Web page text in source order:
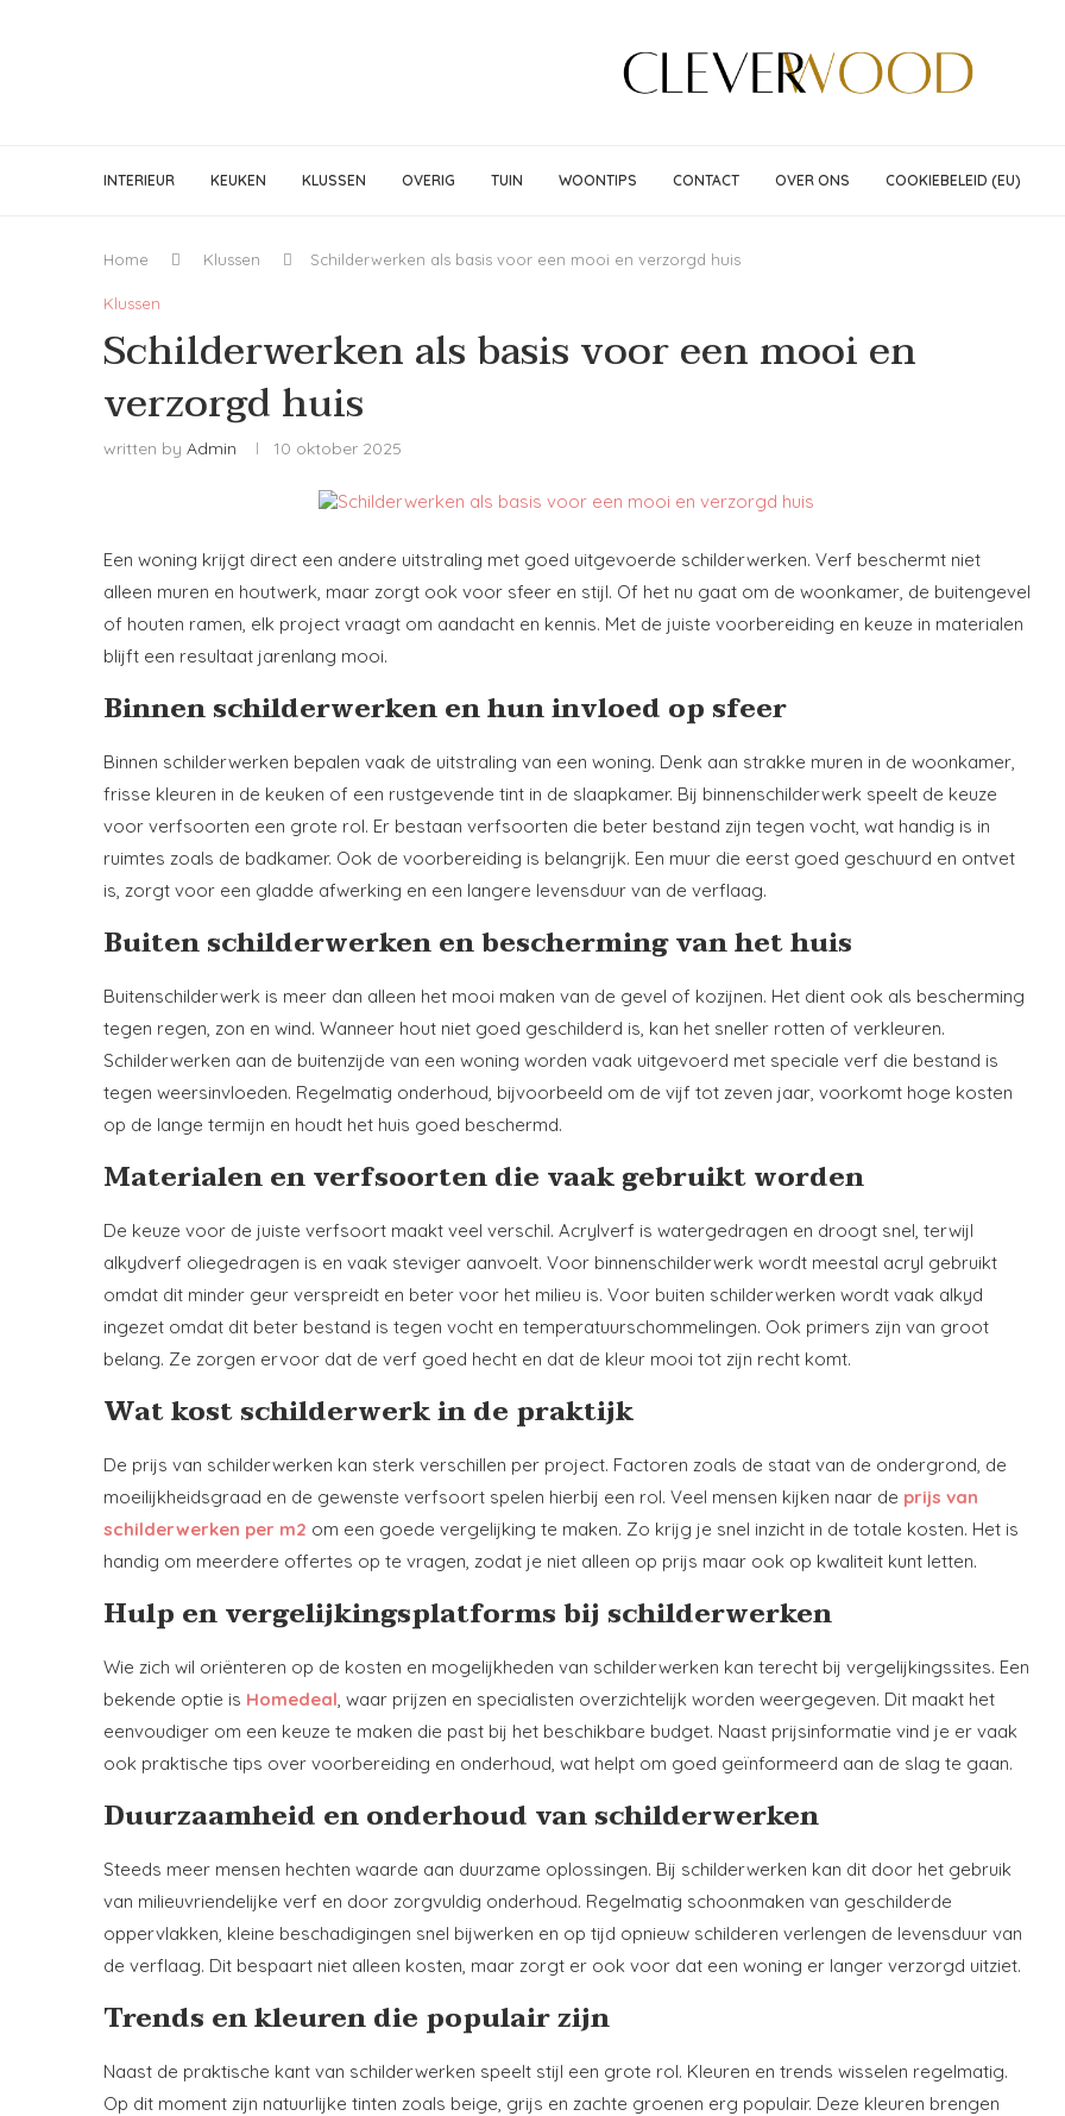
INTERIEUR KEUKEN KLUSSEN OVERIG TUIN WOONTIPS CONTACT OVER ONS COOKIEBELEID (EU)
Home Klussen Schilderwerken als basis voor een mooi en verzorgd huis
Klussen
Schilderwerken als basis voor een mooi en
verzorgd huis
written by Admin 10 oktober 2025
Een woning krijgt direct een andere uitstraling met goed uitgevoerde schilderwerken. Verf beschermt niet
alleen muren en houtwerk, maar zorgt ook voor sfeer en stijl. Of het nu gaat om de woonkamer, de buitengevel
of houten ramen, elk project vraagt om aandacht en kennis. Met de juiste voorbereiding en keuze in materialen
blijft een resultaat jarenlang mooi.
Binnen schilderwerken en hun invloed op sfeer
Binnen schilderwerken bepalen vaak de uitstraling van een woning. Denk aan strakke muren in de woonkamer,
frisse kleuren in de keuken of een rustgevende tint in de slaapkamer. Bij binnenschilderwerk speelt de keuze
voor verfsoorten een grote rol. Er bestaan verfsoorten die beter bestand zijn tegen vocht, wat handig is in
ruimtes zoals de badkamer. Ook de voorbereiding is belangrijk. Een muur die eerst goed geschuurd en ontvet
is, zorgt voor een gladde afwerking en een langere levensduur van de verflaag.
Buiten schilderwerken en bescherming van het huis
Buitenschilderwerk is meer dan alleen het mooi maken van de gevel of kozijnen. Het dient ook als bescherming
tegen regen, zon en wind. Wanneer hout niet goed geschilderd is, kan het sneller rotten of verkleuren.
Schilderwerken aan de buitenzijde van een woning worden vaak uitgevoerd met speciale verf die bestand is
tegen weersinvloeden. Regelmatig onderhoud, bijvoorbeeld om de vijf tot zeven jaar, voorkomt hoge kosten
op de lange termijn en houdt het huis goed beschermd.
Materialen en verfsoorten die vaak gebruikt worden
De keuze voor de juiste verfsoort maakt veel verschil. Acrylverf is watergedragen en droogt snel, terwijl
alkydverf oliegedragen is en vaak steviger aanvoelt. Voor binnenschilderwerk wordt meestal acryl gebruikt
omdat dit minder geur verspreidt en beter voor het milieu is. Voor buiten schilderwerken wordt vaak alkyd
ingezet omdat dit beter bestand is tegen vocht en temperatuurschommelingen. Ook primers zijn van groot
belang. Ze zorgen ervoor dat de verf goed hecht en dat de kleur mooi tot zijn recht komt.
Wat kost schilderwerk in de praktijk
De prijs van schilderwerken kan sterk verschillen per project. Factoren zoals de staat van de ondergrond, de
moeilijkheidsgraad en de gewenste verfsoort spelen hierbij een rol. Veel mensen kijken naar de prijs van
schilderwerken per m2 om een goede vergelijking te maken. Zo krijg je snel inzicht in de totale kosten. Het is
handig om meerdere offertes op te vragen, zodat je niet alleen op prijs maar ook op kwaliteit kunt letten.
Hulp en vergelijkingsplatforms bij schilderwerken
Wie zich wil oriënteren op de kosten en mogelijkheden van schilderwerken kan terecht bij vergelijkingssites. Een
bekende optie is Homedeal , waar prijzen en specialisten overzichtelijk worden weergegeven. Dit maakt het
eenvoudiger om een keuze te maken die past bij het beschikbare budget. Naast prijsinformatie vind je er vaak
ook praktische tips over voorbereiding en onderhoud, wat helpt om goed geïnformeerd aan de slag te gaan.
Duurzaamheid en onderhoud van schilderwerken
Steeds meer mensen hechten waarde aan duurzame oplossingen. Bij schilderwerken kan dit door het gebruik
van milieuvriendelijke verf en door zorgvuldig onderhoud. Regelmatig schoonmaken van geschilderde
oppervlakken, kleine beschadigingen snel bijwerken en op tijd opnieuw schilderen verlengen de levensduur van
de verflaag. Dit bespaart niet alleen kosten, maar zorgt er ook voor dat een woning er langer verzorgd uitziet.
Trends en kleuren die populair zijn
Naast de praktische kant van schilderwerken speelt stijl een grote rol. Kleuren en trends wisselen regelmatig.
Op dit moment zijn natuurlijke tinten zoals beige, grijs en zachte groenen erg populair. Deze kleuren brengen